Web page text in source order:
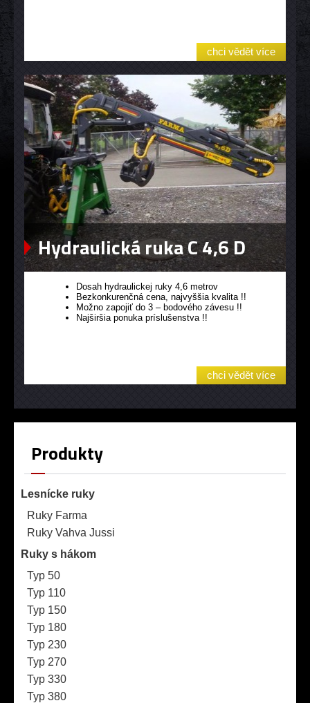
chci vědět více
Hydraulická ruka C 4,6 D
Dosah hydraulickej ruky 4,6 metrov
Bezkonkurenčná cena, najvyššia kvalita !!
Možno zapojiť do 3 – bodového závesu !!
Najširšia ponuka príslušenstva !!
chci vědět více
Produkty
Lesnícke ruky
Ruky Farma
Ruky Vahva Jussi
Ruky s hákom
Typ 50
Typ 110
Typ 150
Typ 180
Typ 230
Typ 270
Typ 330
Typ 380